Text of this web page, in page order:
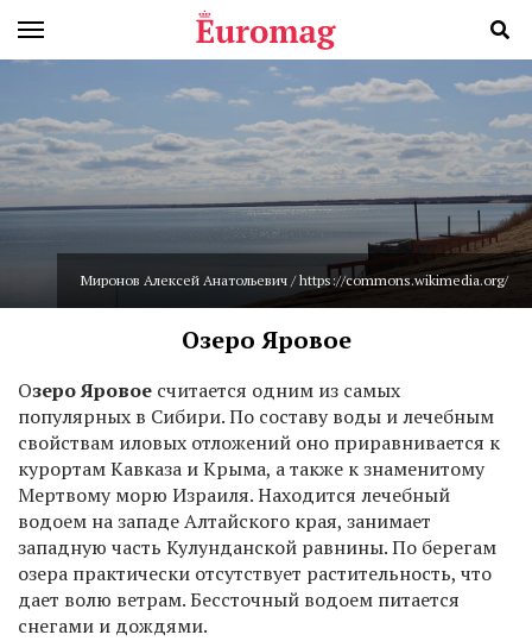
Миронов Алексей Анатольевич / https://commons.wikimedia.org/
Озеро Яровое
Озеро Яровое считается одним из самых
популярных в Сибири. По составу воды и лечебным
свойствам иловых отложений оно приравнивается к
курортам Кавказа и Крыма, а также к знаменитому
Мертвому морю Израиля. Находится лечебный
водоем на западе Алтайского края, занимает
западную часть Кулунданской равнины. По берегам
озера практически отсутствует растительность, что
дает волю ветрам. Бессточный водоем питается
снегами и дождями.